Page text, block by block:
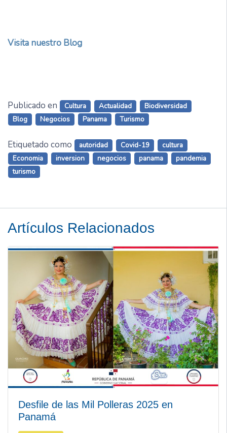
Visita nuestro Blog
Publicado en Cultura Actualidad
Biodiversidad
Blog
Negocios Panama Turismo
Etiquetado como autoridad Covid-19
cultura
Economia
inversion negocios panama
pandemia
turismo
Artículos Relacionados
Desfile de las Mil Polleras 2025 en
Panamá